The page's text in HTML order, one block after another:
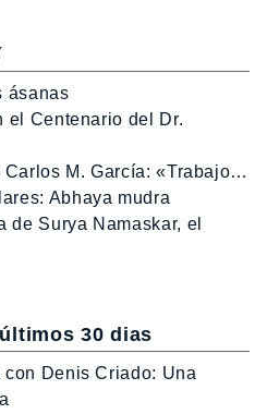
ásanas
el Centenario del Dr.
Carlos M. García: «Trabajo…
Abhaya mudra
de Surya Namaskar, el
30 dias
Denis Criado: Una